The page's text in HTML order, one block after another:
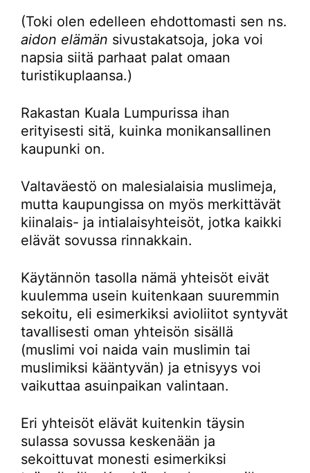
(Toki olen edelleen ehdottomasti sen ns.
aidon elämän sivustakatsoja, joka voi
napsia siitä parhaat palat omaan
turistikuplaansa.)
Rakastan Kuala Lumpurissa ihan
erityisesti sitä, kuinka monikansallinen
kaupunki on.
Valtaväestö on malesialaisia muslimeja,
mutta kaupungissa on myös merkittävät
kiinalais- ja intialaisyhteisöt, jotka kaikki
elävät sovussa rinnakkain.
Käytännön tasolla nämä yhteisöt eivät
kuulemma usein kuitenkaan suuremmin
sekoitu, eli esimerkiksi avioliitot syntyvät
tavallisesti oman yhteisön sisällä
(muslimi voi naida vain muslimin tai
muslimiksi kääntyvän) ja etnisyys voi
vaikuttaa asuinpaikan valintaan.
Eri yhteisöt elävät kuitenkin täysin
sulassa sovussa keskenään ja
sekoittuvat monesti esimerkiksi